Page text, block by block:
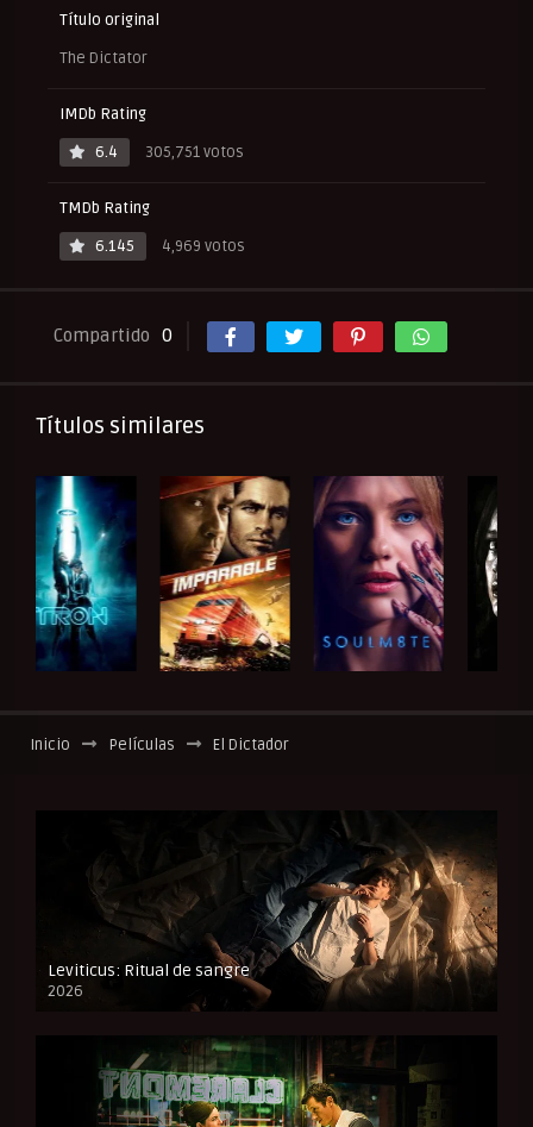
Título original
The Dictator
IMDb Rating
6.4
305,751 votos
TMDb Rating
6.145
4,969 votos
Compartido 0
Títulos similares
Inicio Películas El Dictador
Leviticus: Ritual de sangre
2026
FULL HD